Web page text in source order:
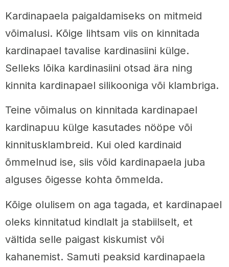
Kardinapaela paigaldamiseks on mitmeid
võimalusi. Kõige lihtsam viis on kinnitada
kardinapael tavalise kardinasiini külge.
Selleks lõika kardinasiini otsad ära ning
kinnita kardinapael silikooniga või klambriga.
Teine võimalus on kinnitada kardinapael
kardinapuu külge kasutades nööpe või
kinnitusklambreid. Kui oled kardinaid
õmmelnud ise, siis võid kardinapaela juba
alguses õigesse kohta õmmelda.
Kõige olulisem on aga tagada, et kardinapael
oleks kinnitatud kindlalt ja stabiilselt, et
vältida selle paigast kiskumist või
kahanemist. Samuti peaksid kardinapaela